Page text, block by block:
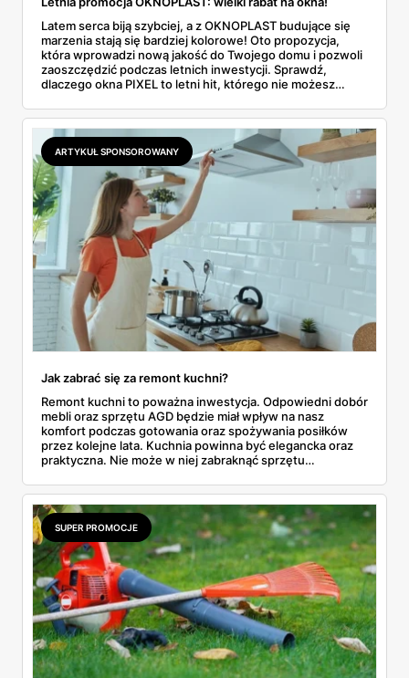
Latem serca biją szybciej, a z OKNOPLAST budujące się
marzenia stają się bardziej kolorowe! Oto propozycja,
która wprowadzi nową jakość do Twojego domu i pozwoli
zaoszczędzić podczas letnich inwestycji. Sprawdź,
dlaczego okna PIXEL to letni hit, którego nie możesz
ARTYKUŁ SPONSOROWANY
Jak zabrać się za remont kuchni?
Remont kuchni to poważna inwestycja. Odpowiedni dobór
mebli oraz sprzętu AGD będzie miał wpływ na nasz
komfort podczas gotowania oraz spożywania posiłków
przez kolejne lata. Kuchnia powinna być elegancka oraz
praktyczna. Nie może w niej zabraknąć sprzętu
zmywarka czy okap. Posiadając dużą kuchnię możemy
zdecydować się na wyspę z płytą gazową oraz
zlewozmywakiem. Przyjrzyjmy się, od czego zacząć
remont kuchni!
SUPER PROMOCJE